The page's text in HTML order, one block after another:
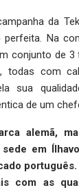
da
perfeita. Na
conjunto de 3
todas com
sua
de um
alemã,
sede em
com as